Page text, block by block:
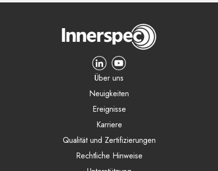
Über uns
Neuigkeiten
Ereignisse
Karriere
Qualität und Zertifizierungen
Rechtliche Hinweise